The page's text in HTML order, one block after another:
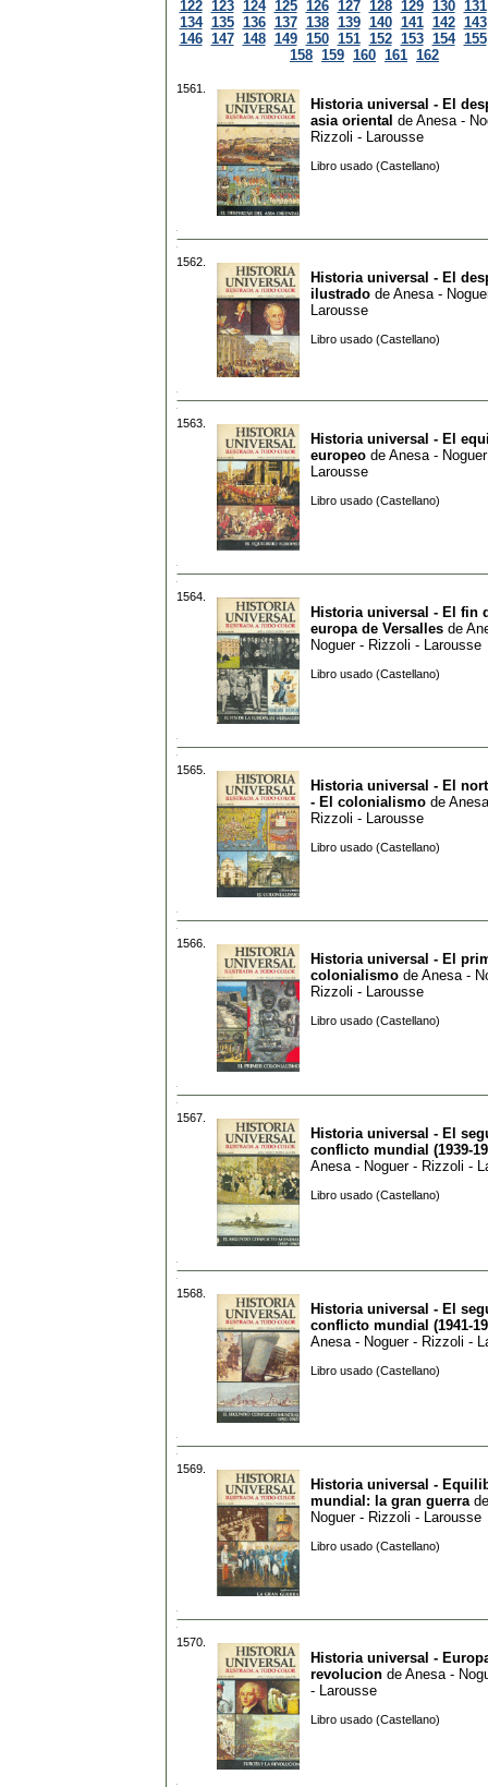
122 123 124 125 126 127 128 129 130 131
134 135 136 137 138 139 140 141 142 143
146 147 148 149 150 151 152 153 154 155
158 159 160 161 162
1561.
Historia universal - El
asia oriental de Anesa -
Rizzoli - Larousse
Libro usado (Castellano)
1562.
Historia universal - El
ilustrado de Anesa -
Larousse
Libro usado (Castellano)
1563.
Historia universal - El
europeo de Anesa -
Larousse
Libro usado (Castellano)
1564.
Historia universal - El fin
europa de Versalles de
Noguer - Rizzoli - Larousse
Libro usado (Castellano)
1565.
Historia universal - El
- El colonialismo de
Rizzoli - Larousse
Libro usado (Castellano)
1566.
Historia universal - El
colonialismo de Anesa -
Rizzoli - Larousse
Libro usado (Castellano)
1567.
Historia universal - El
conflicto mundial (1939-
Anesa - Noguer - Rizzoli -
Libro usado (Castellano)
1568.
Historia universal - El
conflicto mundial (1941-
Anesa - Noguer - Rizzoli -
Libro usado (Castellano)
1569.
Historia universal -
mundial: la gran guerra
Noguer - Rizzoli - Larousse
Libro usado (Castellano)
1570.
Historia universal -
revolucion de Anesa -
- Larousse
Libro usado (Castellano)